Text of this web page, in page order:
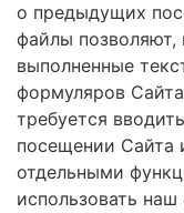
2026 Трансформация
Череповецкий
ISSN 2619-0931
Контент доступен под
License
о предыдущих
файлы
выполненные
формуляров
требуется
посещении Сайта
отдельными
использовать